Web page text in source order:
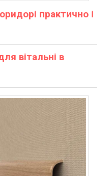
практично і
вітальні в